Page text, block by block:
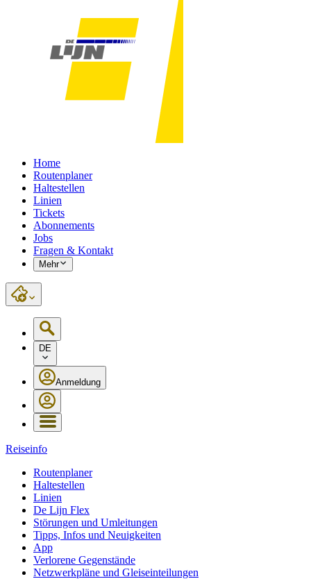
Home
Routenplaner
Haltestellen
Linien
Tickets
Abonnements
Jobs
Fragen & Kontakt
Mehr
DE
Anmeldung
Reiseinfo
Routenplaner
Haltestellen
Linien
De Lijn Flex
Störungen und Umleitungen
Tipps, Infos und Neuigkeiten
App
Verlorene Gegenstände
Netzwerkpläne und Gleiseinteilungen